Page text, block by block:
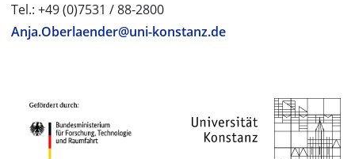
Tel.: +49 (0)7531 / 88-2800
Anja.Oberlaender@uni-konstanz.de